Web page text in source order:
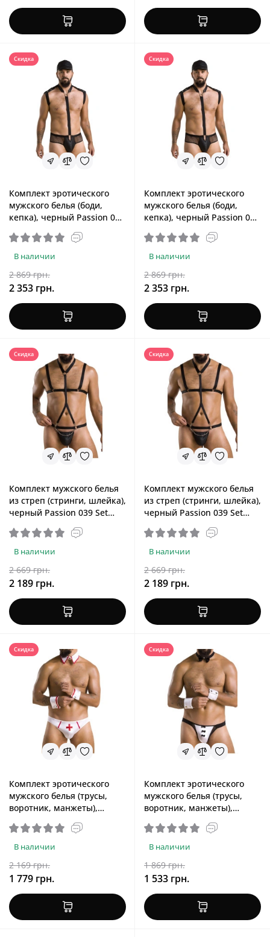
Скидка
Комплект эротического
мужского белья (боди,
кепка), черный Passion 038
John Black, XXL/XXXL
В наличии
2 869 грн.
2 353 грн.
Скидка
Комплект эротического
мужского белья (боди,
кепка), черный Passion 038
В наличии
2 869 грн.
2 353 грн.
Скидка
Комплект мужского белья
из стреп (стринги, шлейка),
черный Passion 039 Set
Andrew Black, S/M
В наличии
2 669 грн.
2 189 грн.
Скидка
Комплект мужского белья
из стреп (стринги, шлейка),
черный Passion 039 Set
Andrew Black, XXL/XXXL
В наличии
2 669 грн.
2 189 грн.
Скидка
Комплект эротического
мужского белья (трусы,
воротник, манжеты),
белый Passion 037 Gregory
White, L/XL
В наличии
2 169 грн.
1 779 грн.
Скидка
Комплект эротического
мужского белья (трусы,
воротник, манжеты),
черный Passion 036 Alfred
Black, XXL/XXXL
В наличии
1 869 грн.
1 533 грн.